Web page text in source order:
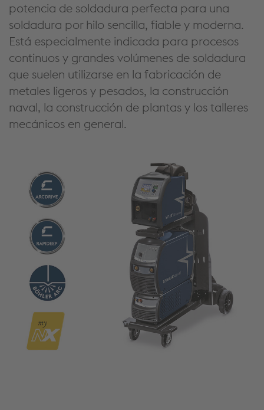
potencia de soldadura perfecta para una
soldadura por hilo sencilla, fiable y moderna.
Está especialmente indicada para procesos
continuos y grandes volúmenes de soldadura
que suelen utilizarse en la fabricación de
metales ligeros y pesados, la construcción
naval, la construcción de plantas y los talleres
mecánicos en general.